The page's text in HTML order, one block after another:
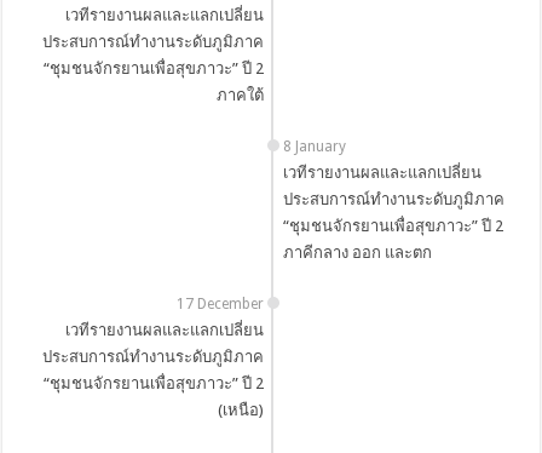
เวทีรายงานผลและแลกเปลี่ยน
ประสบการณ์ทำงานระดับภูมิภาค
“ชุมชนจักรยานเพื่อสุขภาวะ” ปี 2
ภาคใต้
8 January
เวทีรายงานผลและแลกเปลี่ยน
ประสบการณ์ทำงานระดับภูมิภาค
“ชุมชนจักรยานเพื่อสุขภาวะ” ปี 2
ภาคีกลาง ออก และตก
17 December
เวทีรายงานผลและแลกเปลี่ยน
ประสบการณ์ทำงานระดับภูมิภาค
“ชุมชนจักรยานเพื่อสุขภาวะ” ปี 2
(เหนือ)